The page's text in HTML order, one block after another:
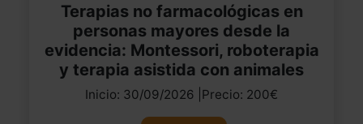
Terapias no farmacológicas en
personas mayores desde la
evidencia: Montessori, roboterapia
y terapia asistida con animales
Inicio: 30/09/2026 |Precio: 200€